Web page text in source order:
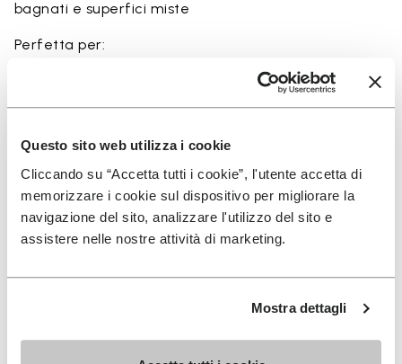
Questo sito web utilizza i cookie
Cliccando su “Accetta tutti i cookie”, l'utente accetta di
memorizzare i cookie sul dispositivo per migliorare la
navigazione del sito, analizzare l'utilizzo del sito e
assistere nelle nostre attività di marketing.
Mostra dettagli
bagnati e superfici miste
Perfetta per:
• attività outdoor minimaliste vicino all’acqua
• terreni scivolosi e rocciosi
Dettagli
FAQs